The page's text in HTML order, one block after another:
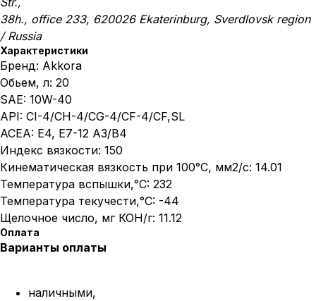
38h., office 233, 620026 Ekaterinburg, Sverdlovsk region
/ Russia
Характеристики
Бренд: Akkora
Обьем, л: 20
SAE: 10W-40
API: CI-4/CH-4/CG-4/CF-4/CF,SL
ACEA: E4, E7-12 А3/В4
Индекс вязкости: 150
Кинематическая вязкость при 100°C, мм2/с: 14.01
Температура вспышки,°C: 232
Температура текучести,°C: -44
Щелочное число, мг КОН/г: 11.12
Оплата
Варианты оплаты
наличными,